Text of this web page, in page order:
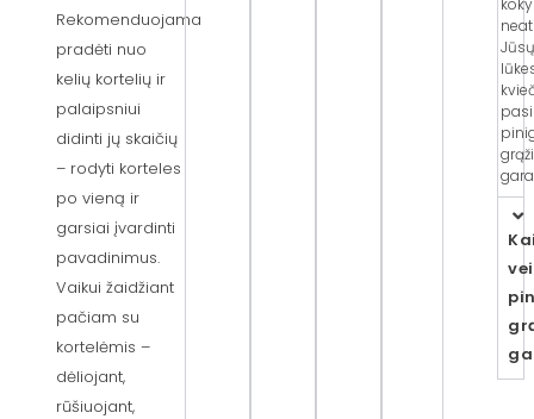
Rekomenduojama
pradėti nuo
kelių kortelių ir
palaipsniui
didinti jų skaičių
– rodyti korteles
po vieną ir
garsiai įvardinti
pavadinimus.
Vaikui žaidžiant
pačiam su
kortelėmis –
dėliojant,
rūšiuojant,